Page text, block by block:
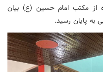
از مکتب امام حسین (ع) بیان
به پایان رسید.